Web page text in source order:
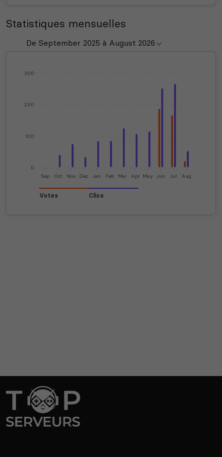
Statistiques mensuelles
0
100
200
300
Sep Oct Nov Dec Jan Feb Mar Apr May Jun Jul Aug
Votes Clics